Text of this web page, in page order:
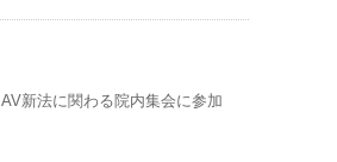
AV新法に関わる院内集会に参加